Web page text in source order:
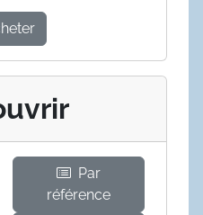
Par
référence